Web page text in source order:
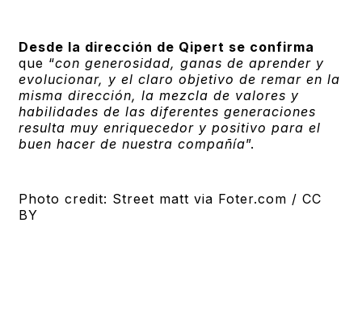
Desde la dirección de Qipert se confirma
que “con generosidad, ganas de aprender y
evolucionar, y el claro objetivo de remar en la
misma dirección, la mezcla de valores y
habilidades de las diferentes generaciones
resulta muy enriquecedor y positivo para el
buen hacer de nuestra compañía”.
Photo credit: Street matt via Foter.com / CC
BY